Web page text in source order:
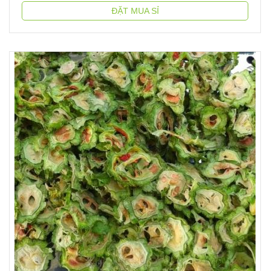
ĐẶT MUA SỈ